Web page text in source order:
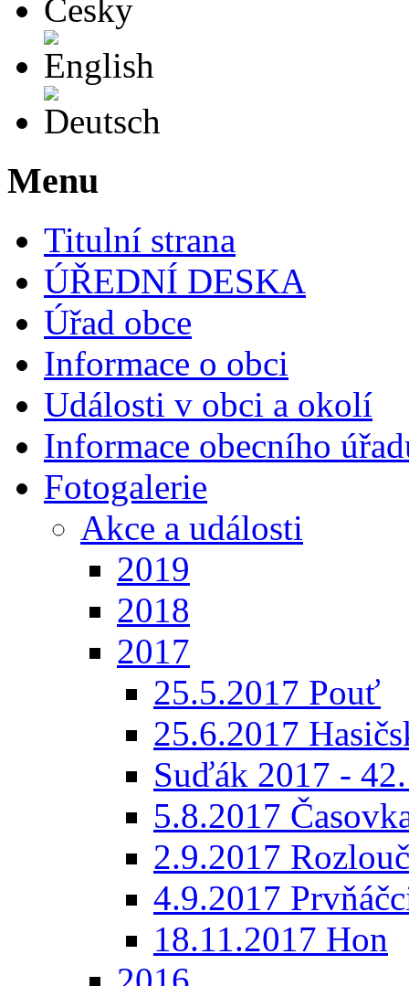
Menu
Titulní strana
ÚŘEDNÍ DESKA
Úřad obce
Informace o obci
Události v obci a okolí
Informace obecního
Fotogalerie
Akce a události
2019
2018
2017
25.5.2017 Pouť
25.6.2017
Suďák 2017 -
5.8.2017
2.9.2017
4.9.2017
18.11.2017 Hon